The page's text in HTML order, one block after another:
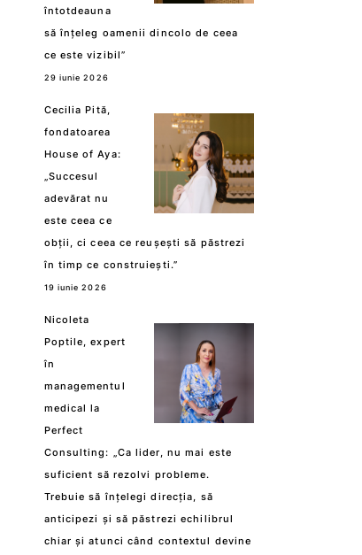
întotdeauna
să înțeleg oamenii dincolo de ceea
ce este vizibil”
29 iunie 2026
Cecilia Pită,
fondatoarea
House of Aya:
„Succesul
adevărat nu
este ceea ce
obții, ci ceea ce reușești să păstrezi
în timp ce construiești.”
19 iunie 2026
Nicoleta
Poptile, expert
în
managementul
medical la
Perfect
Consulting: „Ca lider, nu mai este
suficient să rezolvi probleme.
Trebuie să înțelegi direcția, să
anticipezi și să păstrezi echilibrul
chiar și atunci când contextul devine